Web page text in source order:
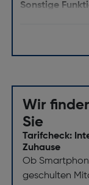
Sonstige
Wir
Sie
Tarifcheck:
Zuhause
Ob
geschulten